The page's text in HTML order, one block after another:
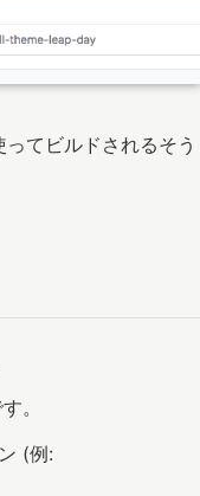
てビルドされるそう
。
(例: